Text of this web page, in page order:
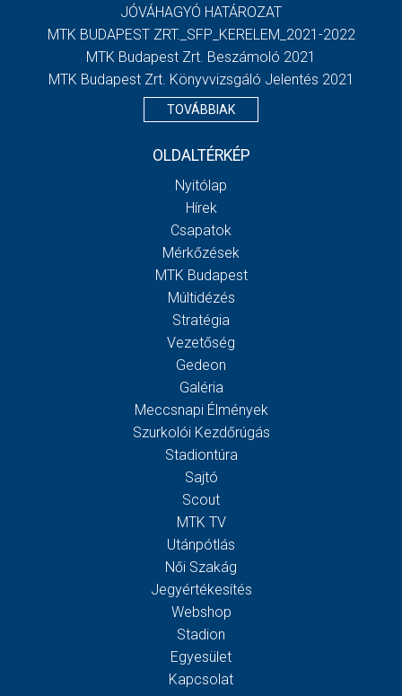
JÓVÁHAGYÓ HATÁROZAT
MTK BUDAPEST ZRT._SFP_KERELEM_2021-2022
MTK Budapest Zrt. Beszámoló 2021
MTK Budapest Zrt. Könyvvizsgáló Jelentés 2021
TOVÁBBIAK
OLDALTÉRKÉP
Nyitólap
Hírek
Csapatok
Mérkőzések
MTK Budapest
Múltidézés
Stratégia
Vezetőség
Gedeon
Galéria
Meccsnapi Élmények
Szurkolói Kezdőrúgás
Stadiontúra
Sajtó
Scout
MTK TV
Utánpótlás
Női Szakág
Jegyértékesítés
Webshop
Stadion
Egyesület
Kapcsolat